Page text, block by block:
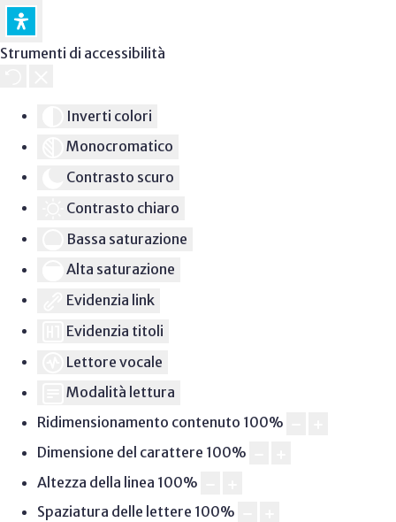
Strumenti di accessibilità
Inverti colori
Monocromatico
Contrasto scuro
Contrasto chiaro
Bassa saturazione
Alta saturazione
Evidenzia link
Evidenzia titoli
Lettore vocale
Modalità lettura
Ridimensionamento contenuto 100%
Dimensione del carattere 100%
Altezza della linea 100%
Spaziatura delle lettere 100%